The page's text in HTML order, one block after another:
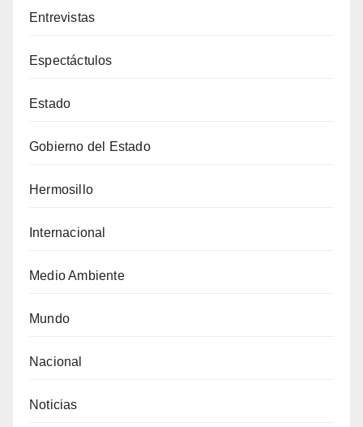
Entrevistas
Espectáctulos
Estado
Gobierno del Estado
Hermosillo
Internacional
Medio Ambiente
Mundo
Nacional
Noticias